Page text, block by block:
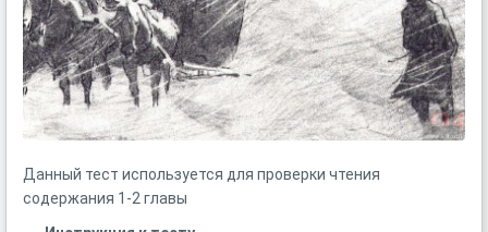
Данный тест используется для проверки чтения
содержания 1-2 главы